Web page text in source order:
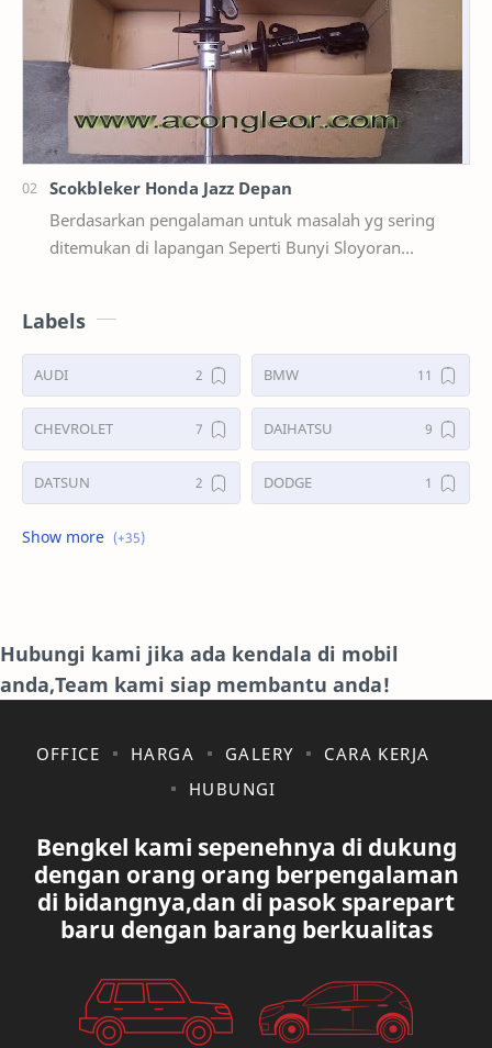
Scokbleker Honda Jazz Depan
Berdasarkan pengalaman untuk masalah yg sering
ditemukan di lapangan Seperti Bunyi Sloyoran
Labels
AUDI BMW
CHEVROLET DAIHATSU
DATSUN DODGE
FORD
INTERNET ISUZU
JAGUAR. KAKI-KAKI
KIA KONSULTASI
MAZDA MERCEDES BANZ
MITSUBISHI MUSIK
PAUGEOT PETA
Hubungi kami jika ada kendala di mobil
anda,Team kami siap membantu anda!
OFFICE HARGA GALERY
CARA KERJA
HUBUNGI
Bengkel kami sepenehnya di dukung
dengan orang orang berpengalaman
di bidangnya,dan di pasok sparepart
baru dengan barang berkualitas